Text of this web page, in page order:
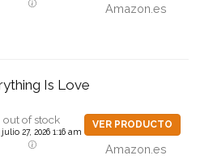
Amazon.es
Is Love
out of stock
27, 2026 1:16 am
VER PRODUCTO
Amazon.es